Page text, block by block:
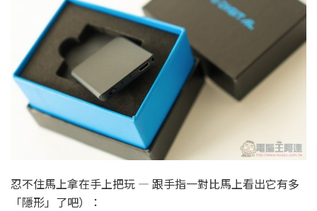
忍不住馬上拿在手上把玩 — 跟手指一對比馬上看出它有多
「隱形」了吧）：